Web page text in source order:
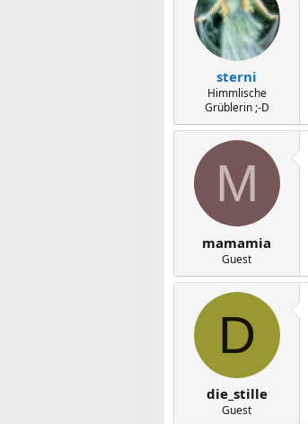
sterni
Himmlische
Grüblerin ;-D
M
mamamia
Guest
D
die_stille
Guest